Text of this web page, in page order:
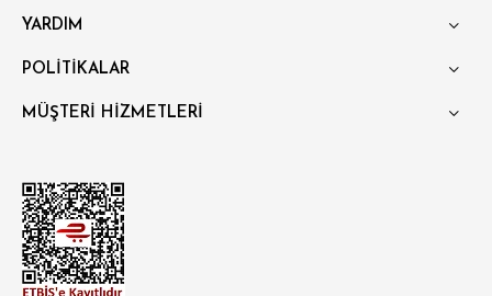
YARDIM
POLİTİKALAR
MÜŞTERİ HİZMETLERİ